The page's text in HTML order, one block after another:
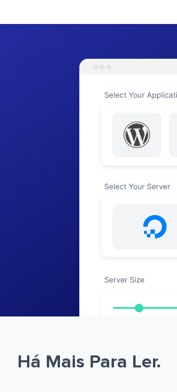
Há Mais Para Ler.